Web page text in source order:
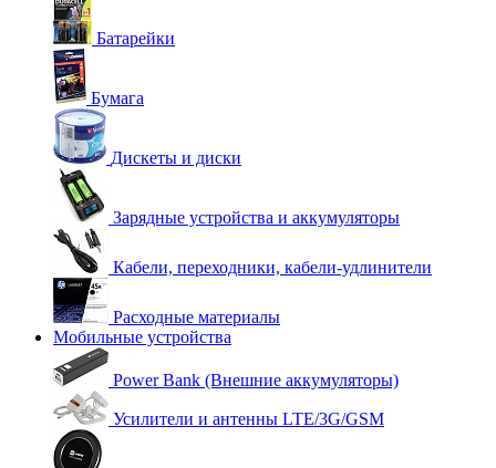
Батарейки
Бумага
Дискеты и диски
Зарядные устройства и аккумуляторы
Кабели, переходники, кабели-удлинители
Расходные материалы
Мобильные устройства
Power Bank (Внешние аккумуляторы)
Усилители и антенны LTE/3G/GSM